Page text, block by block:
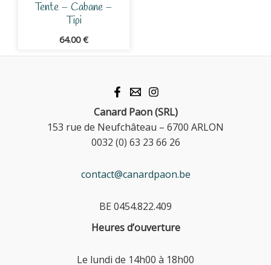
Tente – Cabane –
Tipi
64.00€
Canard Paon (SRL)
153 rue de Neufchâteau – 6700 ARLON
0032 (0) 63 23 66 26
contact@canardpaon.be
BE 0454.822.409
Heures d’ouverture
Le lundi de 14h00 à 18h00